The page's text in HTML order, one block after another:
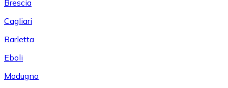
Brescia
Cagliari
Barletta
Eboli
Modugno